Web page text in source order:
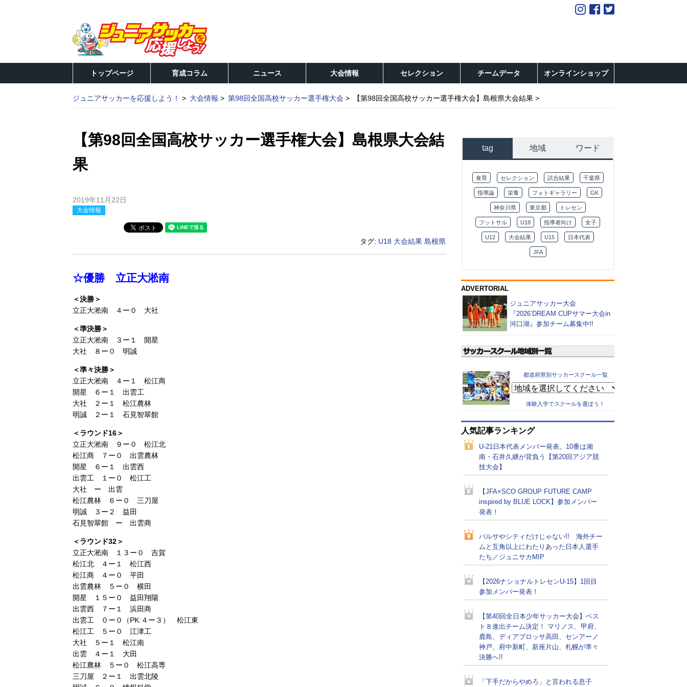
トップページ 育成コラム ニュース 大会情報 セレクション チームデータ オンラインショップ
ジュニアサッカーを応援しよう！ 大会情報 第98回全国高校サッカー選手権大会 【第98回全国高校サッカー選手権大会】島根県大会結果
【第98回全国高校サッカー選手権大会】島根県大会結
果
2019年11月22日
大会情報
タグ: U18 大会結果 島根県
☆優勝 立正大淞南
＜決勝＞
立正大淞南 ４ー０ 大社
＜準決勝＞
立正大淞南 ３ー１ 開星
大社 ８ー０ 明誠
＜準々決勝＞
立正大淞南 ４ー１ 松江商
開星 ６ー１ 出雲工
大社 ２ー１ 松江農林
明誠 ２ー１ 石見智翠館
＜ラウンド16＞
立正大淞南 ９ー０ 松江北
松江商 ７ー０ 出雲農林
開星 ６ー１ 出雲西
出雲工 １ー０ 松江工
大社 ー 出雲
松江農林 ６ー０ 三刀屋
明誠 ３ー２ 益田
石見智翠館 ー 出雲商
＜ラウンド32＞
立正大淞南 １３ー０ 吉賀
松江北 ４ー１ 松江西
松江商 ４ー０ 平田
出雲農林 ５ー０ 横田
開星 １５ー０ 益田翔陽
出雲西 ７ー１ 浜田商
出雲工 ０ー０（PK:４ー３） 松江東
松江工 ５ー０ 江津工
大社 ５ー１ 松江南
出雲 ４ー１ 大田
松江農林 ５ー０ 松江高専
三刀屋 ２ー１ 出雲北陵
tag 地域 ワード
食育 セレクション 試合結果 千葉県
指導論 栄養 フォトギャラリー GK
神奈川県 東京都 トレセン
フットサル U18 指導者向け 女子
U12 大会結果 U15 日本代表
JFA
ADVERTORIAL
ジュニアサッカー大会
『2026’DREAM CUPサマー大会in
河口湖』参加チーム募集中!!
都道府県別サッカースクール一覧
体験入学でスクールを選ぼう！
人気記事ランキング
U-21日本代表メンバー発表。10番は湘
南・石井久継が背負う【第20回アジア競
技大会】
【JFA×SCO GROUP FUTURE CAMP
inspired by BLUE LOCK】参加メンバー
発表！
バルサやシティだけじゃない!! 海外チー
ムと互角以上にわたりあった日本人選手
たち／ジュニサカMIP
【2026ナショナルトレセンU-15】1回目
参加メンバー発表！
【第40回全日本少年サッカー大会】ベス
ト８進出チーム決定！ マリノス、甲府、
鹿島、ディアブロッサ高田、センアーノ
神戸、府中新町、新座片山、札幌が準々
決勝へ!!
「下手だからやめろ」と言われる息子